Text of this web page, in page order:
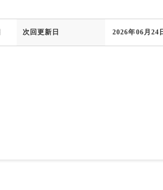
次回更新日 2026年06月24